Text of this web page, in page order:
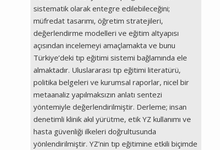
sistematik olarak entegre edilebileceğini;
müfredat tasarımı, öğretim stratejileri,
değerlendirme modelleri ve eğitim altyapısı
açısından incelemeyi amaçlamakta ve bunu
Türkiye’deki tıp eğitimi sistemi bağlamında ele
almaktadır. Uluslararası tıp eğitimi literatürü,
politika belgeleri ve kurumsal raporlar, nicel bir
metaanaliz yapılmaksızın anlatı sentezi
yöntemiyle değerlendirilmiştir. Derleme; insan
denetimli klinik akıl yürütme, etik YZ kullanımı ve
hasta güvenliği ilkeleri doğrultusunda
yönlendirilmiştir. YZ’nin tıp eğitimine etkili biçimde